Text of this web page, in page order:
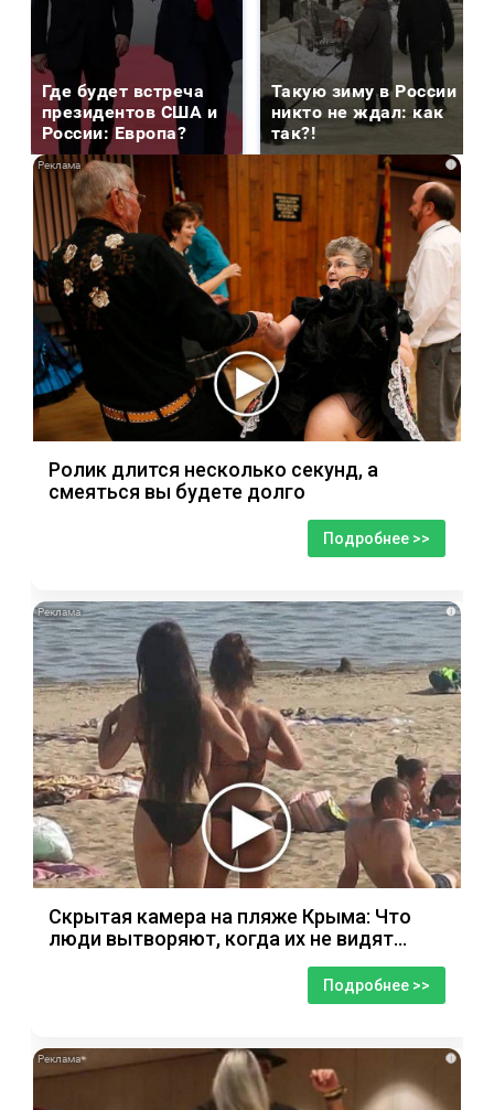
Где будет встреча
президентов США и
России: Европа?
Такую зиму в России
никто не ждал: как
так?!
i
Ролик длится несколько секунд, а
смеяться вы будете долго
Подробнее >>
i
Скрытая камера на пляже Крыма: Что
люди вытворяют, когда их не видят...
Подробнее >>
i